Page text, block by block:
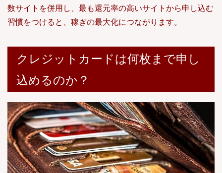
数サイトを併用し、最も還元率の高いサイトから申し込む
習慣をつけると、稼ぎの最大化につながります。
クレジットカードは何枚まで申し
込めるのか？